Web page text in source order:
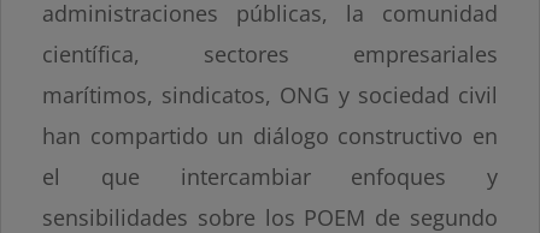
administraciones públicas, la comunidad
científica, sectores empresariales
marítimos, sindicatos, ONG y sociedad civil
han compartido un diálogo constructivo en
el que intercambiar enfoques y
sensibilidades sobre los POEM de segundo